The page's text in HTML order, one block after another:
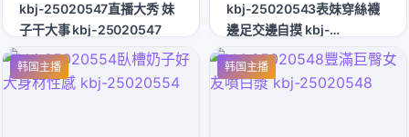
kbj-25020547直播大秀 妹
子干大事 kbj-25020547
kbj-25020543表妹穿絲襪
邊足交邊自摸 kbj-
25020543
韩国主播 韩国主播